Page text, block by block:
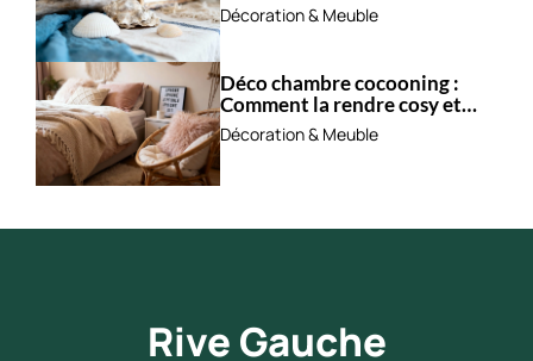
Décoration & Meuble
Déco chambre cocooning :
Comment la rendre cosy et
apaisante ?
Décoration & Meuble
Rive Gauche